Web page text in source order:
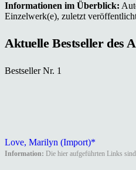
Informationen im Überblick:
Einzelwerk(e), zuletzt
Aktuelle Bestseller des
Bestseller Nr. 1
Love, Marilyn (Import)*
Information: Die hier aufgeführten Links